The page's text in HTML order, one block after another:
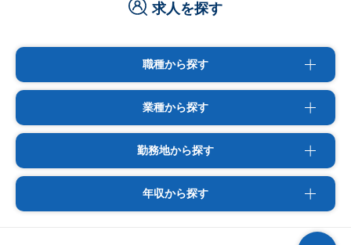
求人を探す
職種から探す
業種から探す
勤務地から探す
年収から探す